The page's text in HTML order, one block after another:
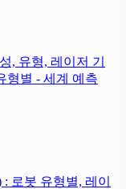
, 유형, 레이저 기
형별 - 세계 예측
로봇 유형별, 레이